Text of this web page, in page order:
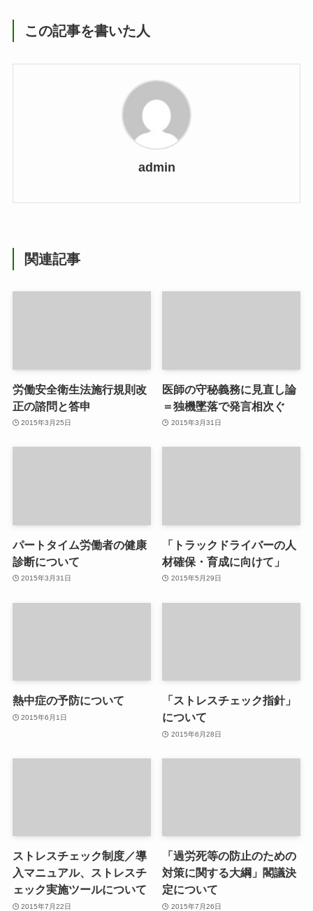
この記事を書いた人
admin
関連記事
労働安全衛生法施行規則改
正の諮問と答申
2015年3月25日
医師の守秘義務に見直し論
＝独機墜落で発言相次ぐ
2015年3月31日
パートタイム労働者の健康
診断について
2015年3月31日
「トラックドライバーの人
材確保・育成に向けて」
2015年5月29日
熱中症の予防について
2015年6月1日
「ストレスチェック指針」
について
2015年6月28日
ストレスチェック制度／導
入マニュアル、ストレスチ
ェック実施ツールについて
2015年7月22日
「過労死等の防止のための
対策に関する大綱」閣議決
定について
2015年7月26日